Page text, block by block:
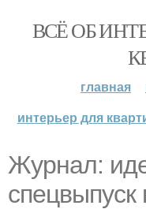
ВСЁ ОБ
главная
интерьер для
Журнал: